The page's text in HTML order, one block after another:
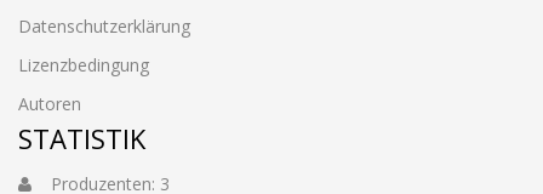
Datenschutzerklärung
Lizenzbedingung
Autoren
STATISTIK
Produzenten: 3